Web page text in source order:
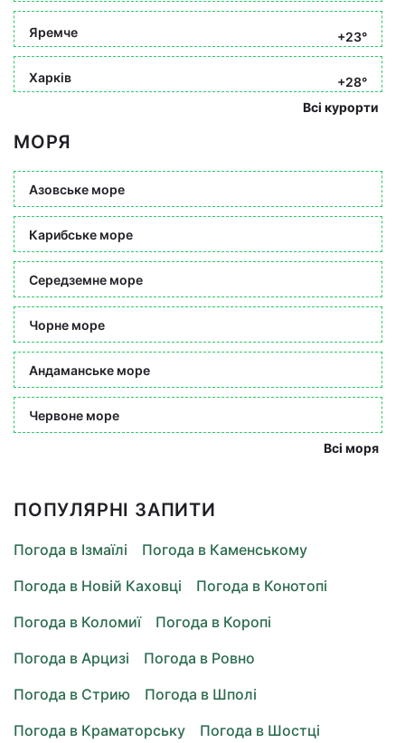
Яремче +23°
Харків
+28°
Всі курорти
МОРЯ
Азовське море
Карибське море
Середземне море
Чорне море
Андаманське море
Червоне море
Всі моря
ПОПУЛЯРНІ ЗАПИТИ
Погода в Ізмаїлі
Погода в Каменському
Погода в Новій Каховці
Погода в Конотопі
Погода в Коломиї
Погода в Коропі
Погода в Арцизі
Погода в Ровно
Погода в Стрию
Погода в Шполі
Погода в Краматорську
Погода в Шостці